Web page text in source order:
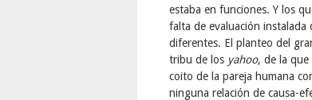
estaba en funciones. Y los
falta de evaluación
diferentes. El planteo del
tribu de los yahoo, de la que
coito de la pareja humana
ninguna relación de causa-